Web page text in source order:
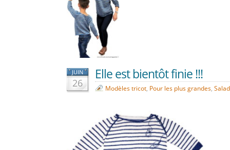
JUIN
26
Elle est bientôt finie !!!
Modèles tricot, Pour les plus grandes,